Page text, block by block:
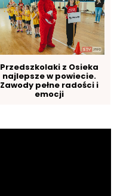
Przedszkolaki z Osieka
najlepsze w powiecie.
Zawody pełne radości i
emocji